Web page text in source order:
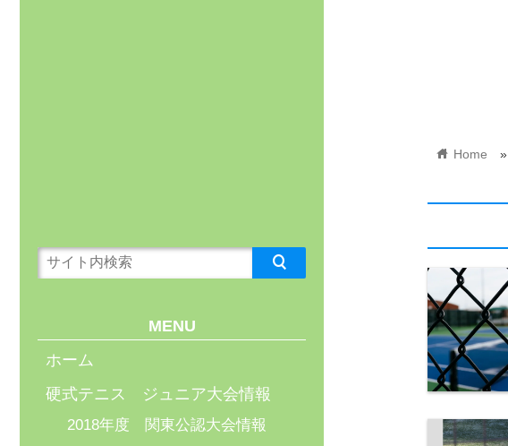
home Home »
MENU
ホーム
硬式テニス ジュニア大会情報
2018年度 関東公認大会情報